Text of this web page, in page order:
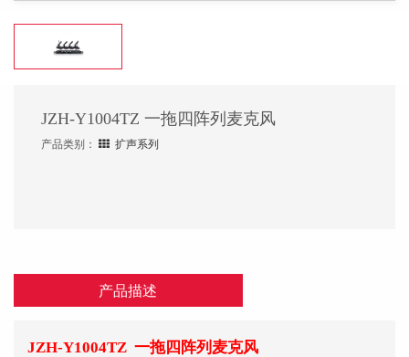
JZH-Y1004TZ 一拖四阵列麦克风
产品类别： 扩声系列
产品描述
JZH-Y1004TZ 一拖四阵列麦克风